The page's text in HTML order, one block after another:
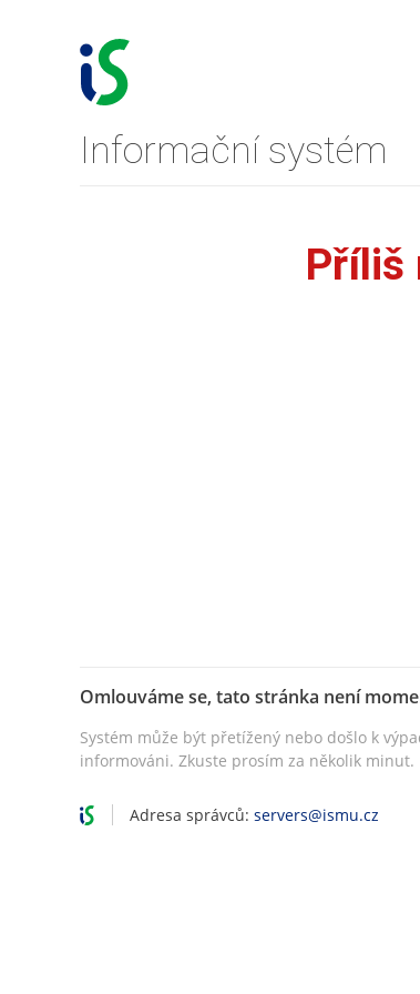
Informační systém
Příliš
Omlouváme se, tato stránka není
Systém může být přetížený nebo došlo k
informováni. Zkuste prosím za několik minut.
Adresa správců:servers@ismu.cz